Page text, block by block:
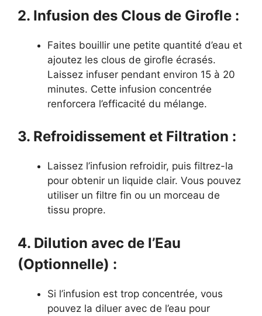
2. Infusion des Clous de Girofle :
Faites bouillir une petite quantité d’eau et
ajoutez les clous de girofle écrasés.
Laissez infuser pendant environ 15 à 20
minutes. Cette infusion concentrée
renforcera l’efficacité du mélange.
3. Refroidissement et Filtration :
Laissez l’infusion refroidir, puis filtrez-la
pour obtenir un liquide clair. Vous pouvez
utiliser un filtre fin ou un morceau de
tissu propre.
4. Dilution avec de l’Eau
(Optionnelle) :
Si l’infusion est trop concentrée, vous
pouvez la diluer avec de l’eau pour